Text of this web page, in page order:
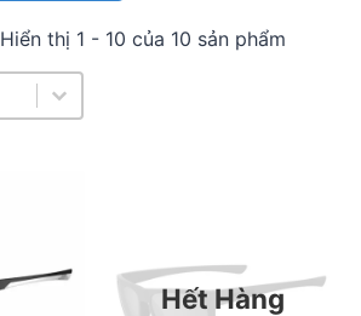
Hiển thị 1 - 10 của 10 sản phẩm
Hết Hàng